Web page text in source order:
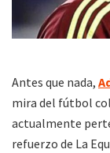
Antes que nada,
mira del fútbol
actualmente
refuerzo de La